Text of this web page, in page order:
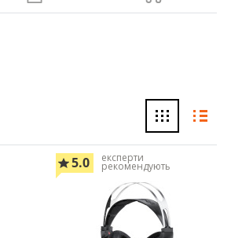
5.0 експерти
рекомендують